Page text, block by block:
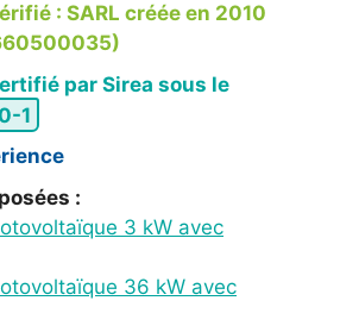
: SARL créée en 2010
par Sirea sous le
1
:
3 kW avec
36 kW avec